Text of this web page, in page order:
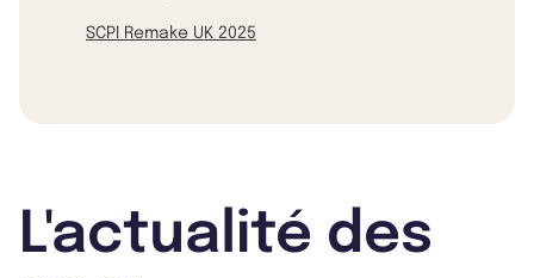
SCPI Remake UK 2025
L'actualité des